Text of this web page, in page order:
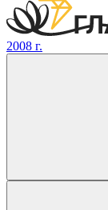
2008 г.